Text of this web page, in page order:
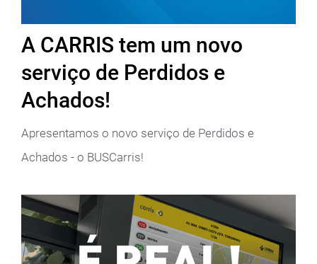
A CARRIS tem um novo
serviço de Perdidos e
Achados!
Apresentamos o novo serviço de Perdidos e
Achados - o BUSCarris!